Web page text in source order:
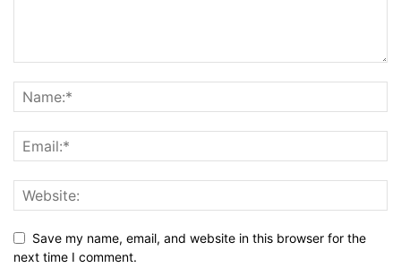
Save my name, email, and website in this browser for the
next time I comment.